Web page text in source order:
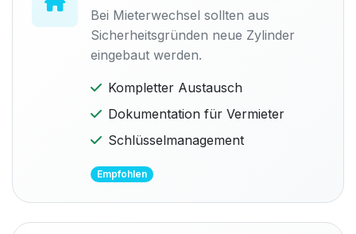
Bei Mieterwechsel sollten aus
Sicherheitsgründen neue Zylinder
eingebaut werden.
Kompletter Austausch
Dokumentation für Vermieter
Schlüsselmanagement
Empfohlen